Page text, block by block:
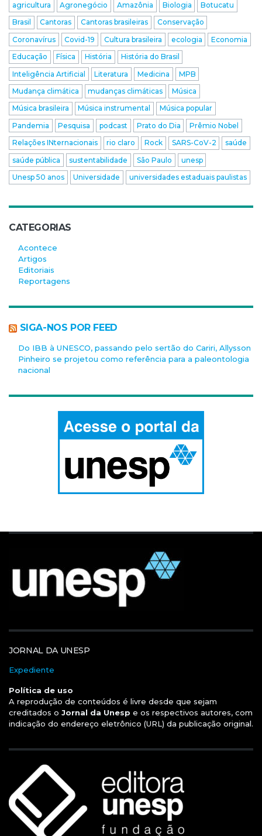
agricultura Agronegócio Amazônia Biologia
Botucatu
Brasil
Cantoras Cantoras brasileiras
Conservação
Coronavírus
Covid-19 Cultura brasileira ecologia
Economia
Educação
Física História
História do Brasil
Inteligência Artificial
Literatura Medicina
MPB
Mudança climática
mudanças climáticas
Música
Música brasileira
Música instrumental
Música popular
Pandemia
Pesquisa podcast Prato do Dia
Prêmio Nobel
Relações INternacionais
rio claro Rock SARS-CoV-2
saúde
saúde pública
sustentabilidade São Paulo
unesp
Unesp 50 anos
Universidade universidades estaduais paulistas
CATEGORIAS
Acontece
Artigos
Editoriais
Reportagens
SIGA-NOS POR FEED
Do IBB à UNESCO, passando pelo sertão do Cariri, Allysson
Pinheiro se projetou como referência para a paleontologia
nacional
JORNAL DA UNESP
Expediente
Política de uso
A reprodução de conteúdos é livre desde que sejam
creditados o Jornal da Unesp e os respectivos autores, com
indicação do endereço eletrônico (URL) da publicação original.